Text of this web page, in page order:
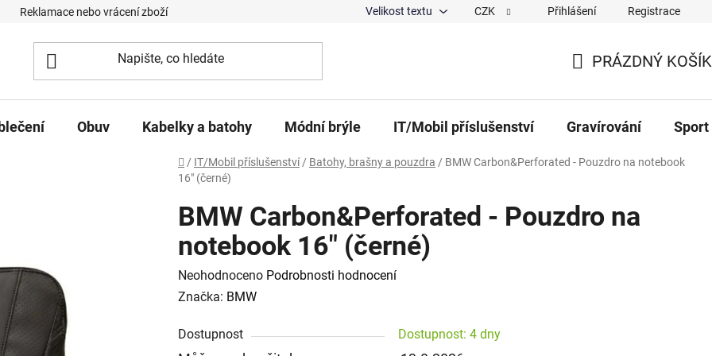
Reklamace nebo vrácení zboží Podmínky ochrany osobních údajů O nás Magazín Hodnocení obchodu
Velikost textu CZK Přihlášení Registrace
PRÁZDNÝ KOŠÍK
Obuv Kabelky a batohy Módní brýle IT/Mobil příslušenství Gravírování Sport
Domů
/ IT/Mobil příslušenství / Batohy, brašny a pouzdra / BMW Carbon&Perforated - Pouzdro na notebook
16" (černé)
BMW Carbon&Perforated - Pouzdro na
notebook 16" (černé)
Průměrné hodnocení produktu je 0,0 z 5 hvězdiček.
Neohodnoceno Podrobnosti hodnocení
Značka: BMW
Dostupnost Dostupnost: 4 dny